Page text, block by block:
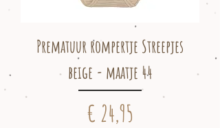
Prematuur rompertje Streepjes
beige - maatje 44
Prijs
€ 24,95